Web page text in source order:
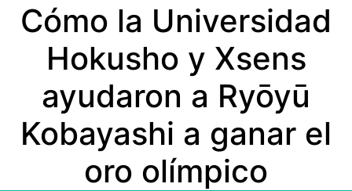
Cómo la Universidad
Hokusho y Xsens
ayudaron a Ryōyū
Kobayashi a ganar el
oro olímpico